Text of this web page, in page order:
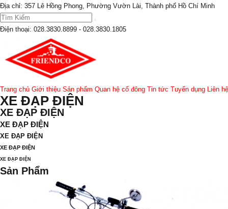
Địa chỉ: 357 Lê Hồng Phong, Phường Vườn Lài, Thành phố Hồ Chí Minh
Điện thoại: 028.3830.8899 - 028.3830.1805
Trang chủ Giới thiệu Sản phẩm Quan hệ cổ đông Tin tức Tuyển dụng Liên hệ
XE ĐẠP ĐIỆN
XE ĐẠP ĐIỆN
XE ĐẠP ĐIỆN
XE ĐẠP ĐIỆN
XE ĐẠP ĐIỆN
XE ĐẠP ĐIỆN
Sản Phẩm